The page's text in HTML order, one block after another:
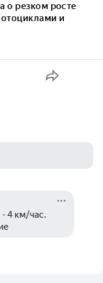
резком росте
и
4 км/час.